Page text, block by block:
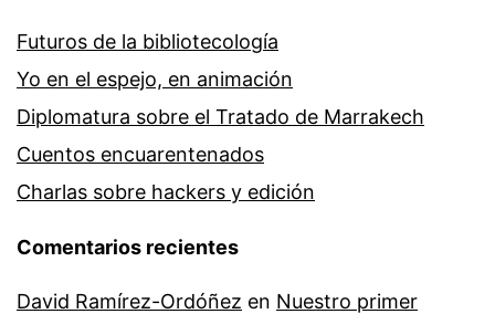
Futuros de la bibliotecología
Yo en el espejo, en animación
Diplomatura sobre el Tratado de Marrakech
Cuentos encuarentenados
Charlas sobre hackers y edición
Comentarios recientes
David Ramírez-Ordóñez en Nuestro primer